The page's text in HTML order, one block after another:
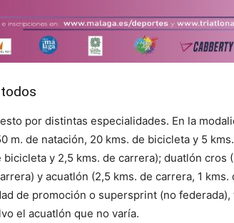
por distintas especialidades. En la
m. de natación, 20 kms. de bicicleta y 5
y 2,5 kms. de carrera); duatlón cros
y acuatlón (2,5 kms. de carrera, 1 kms.
de promoción o supersprint (no
el acuatlón que no varía.